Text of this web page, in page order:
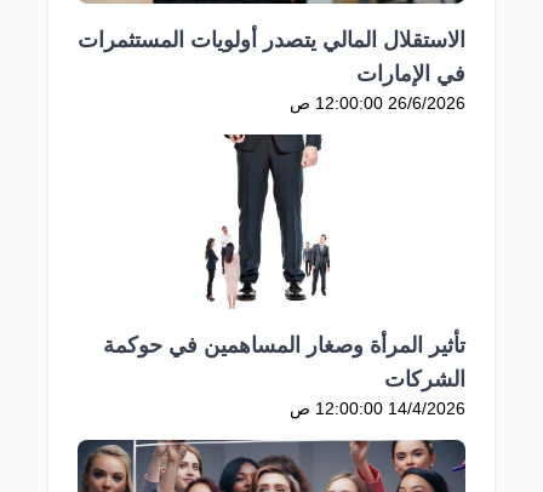
الاستقلال المالي يتصدر أولويات المستثمرات
في الإمارات
26/6/2026 12:00:00 ص
تأثير المرأة وصغار المساهمين في حوكمة
الشركات
14/4/2026 12:00:00 ص